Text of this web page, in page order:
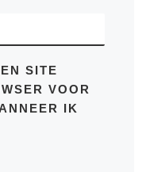
SITE
VOOR
IK